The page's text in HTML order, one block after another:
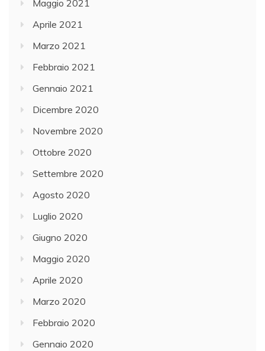
Maggio 2021
Aprile 2021
Marzo 2021
Febbraio 2021
Gennaio 2021
Dicembre 2020
Novembre 2020
Ottobre 2020
Settembre 2020
Agosto 2020
Luglio 2020
Giugno 2020
Maggio 2020
Aprile 2020
Marzo 2020
Febbraio 2020
Gennaio 2020